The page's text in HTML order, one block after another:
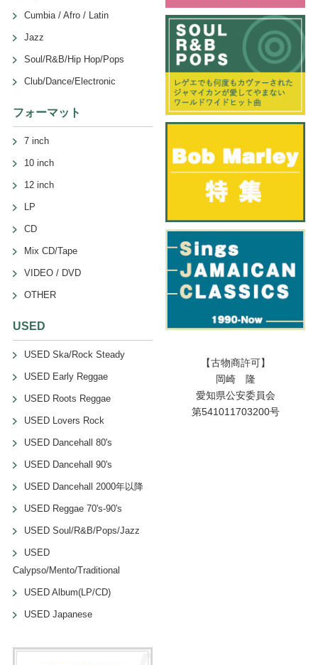
Cumbia / Afro / Latin
Jazz
Soul/R&B/Hip Hop/Pops
Club/Dance/Electronic
フォーマット
7 inch
10 inch
12 inch
LP
CD
Mix CD/Tape
VIDEO / DVD
OTHER
USED
USED Ska/Rock Steady
USED Early Reggae
USED Roots Reggae
USED Lovers Rock
USED Dancehall 80's
USED Dancehall 90's
USED Dancehall 2000年以降
USED Reggae 70's-90's
USED Soul/R&B/Pops/Jazz
USED
Calypso/Mento/Traditional
USED Album(LP/CD)
USED Japanese
【古物商許可】
岡崎 隆
愛知県公安委員会
第541011703200号